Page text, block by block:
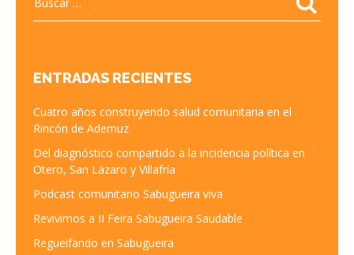
ENTRADAS RECIENTES
Cuatro años construyendo salud comunitaria en el
Rincón de Ademuz
Del diagnóstico compartido a la incidencia política en
Otero, San Lázaro y Villafría
Podcast comunitario Sabugueira viva
Revivimos a II Feira Sabugueira Saudable
Regueifando en Sabugueira